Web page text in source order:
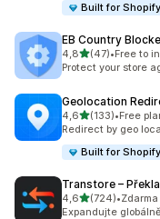
Built for Shopify
EB Country
4,8z 5 hvězd
(47)
Celkový počet
•Free to
Protect your store
Geolocation
4,6z 5 hvězd
(133)
Celkový počet
•Free
Redirect by geo
Built for Shopify
Transtore –
4,6z 5 hvězd
(724)
Celkový počet
•Zdarma
Expandujte